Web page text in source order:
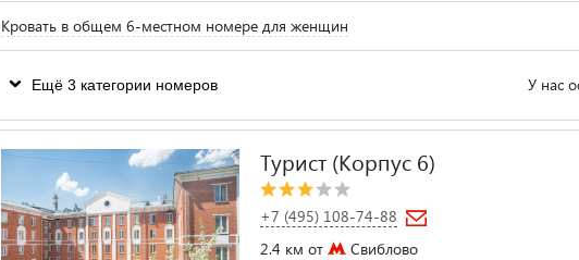
Кровать в общем 6-местном номере для женщин
Ещё 3 категории номеров У нас
Турист (Корпус 6)
+7 (495) 108-74-88
2.4 км от
Свиблово